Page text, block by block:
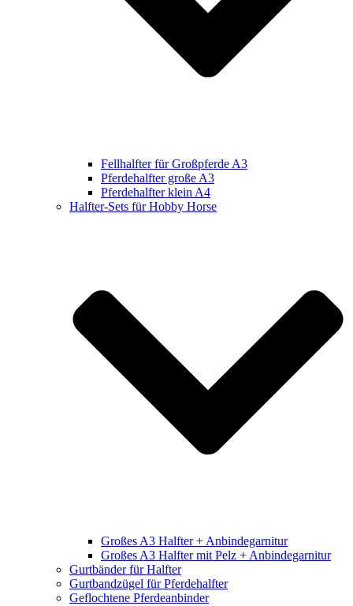
Fellhalfter für Großpferde A3
Pferdehalfter große A3
Pferdehalfter klein A4
Halfter-Sets für Hobby Horse
Großes A3 Halfter + Anbindegarnitur
Großes A3 Halfter mit Pelz + Anbindegarnitur
Gurtbänder für Halfter
Gurtbandzügel für Pferdehalfter
Geflochtene Pferdeanbinder